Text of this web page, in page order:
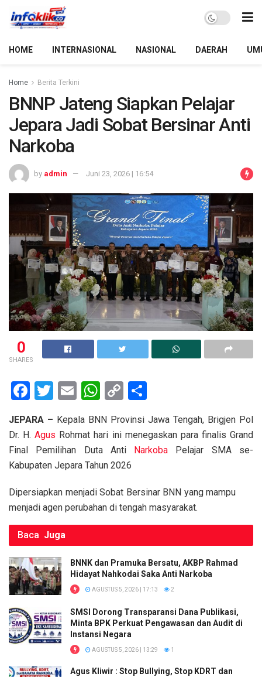
HOME INTERNASIONAL NASIONAL DAERAH
Home Berita Terkini
BNNP Jateng Siapkan Pelajar
Jepara Jadi Sobat Bersinar Anti
Narkoba
by admin Juni 23, 2026 | 16:54
0
SHARES
F
ce
b
o
o
k
T
tt
er
E
ail
W
at
s
A
p
p
C
py
Li
n
k
ar
e
JEPARA – Kepala BNN Provinsi Jawa Tengah, Brigjen Pol
Dr. H.Agus Rohmat hari ini menegaskan para finalis Grand
Final Pemilihan Duta Anti Narkoba Pelajar SMA se-
Kabupaten Jepara Tahun 2026
Dipersiapkan menjadi Sobat Bersinar BNN yang mampu
menjadi agen perubahan di tengah masyarakat.
Baca Juga
BNNK dan Pramuka Bersatu, AKBP Rahmad
Hidayat Nahkodai Saka Anti Narkoba
AGUSTUS 5, 2026 | 17:13 2
SMSI Dorong Transparansi Dana Publikasi,
Minta BPK Perkuat Pengawasan dan Audit di
Instansi Negara
AGUSTUS 5, 2026 | 13:29 1
Agus Kliwir : Stop Bullying, Stop KDRT dan